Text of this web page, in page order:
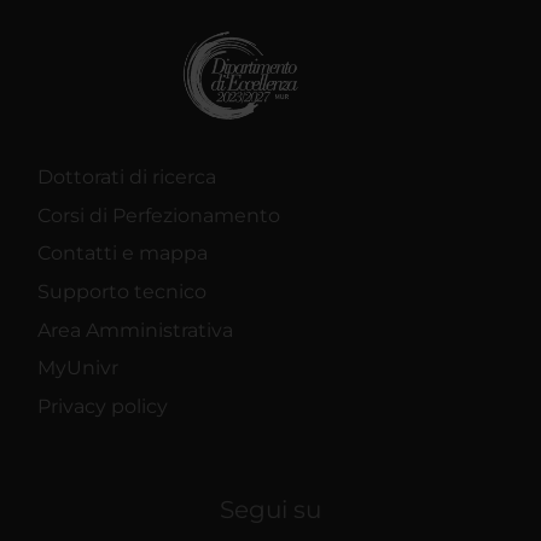
Dottorati di ricerca
Corsi di Perfezionamento
Contatti e mappa
Supporto tecnico
Area Amministrativa
MyUnivr
Privacy policy
Segui su